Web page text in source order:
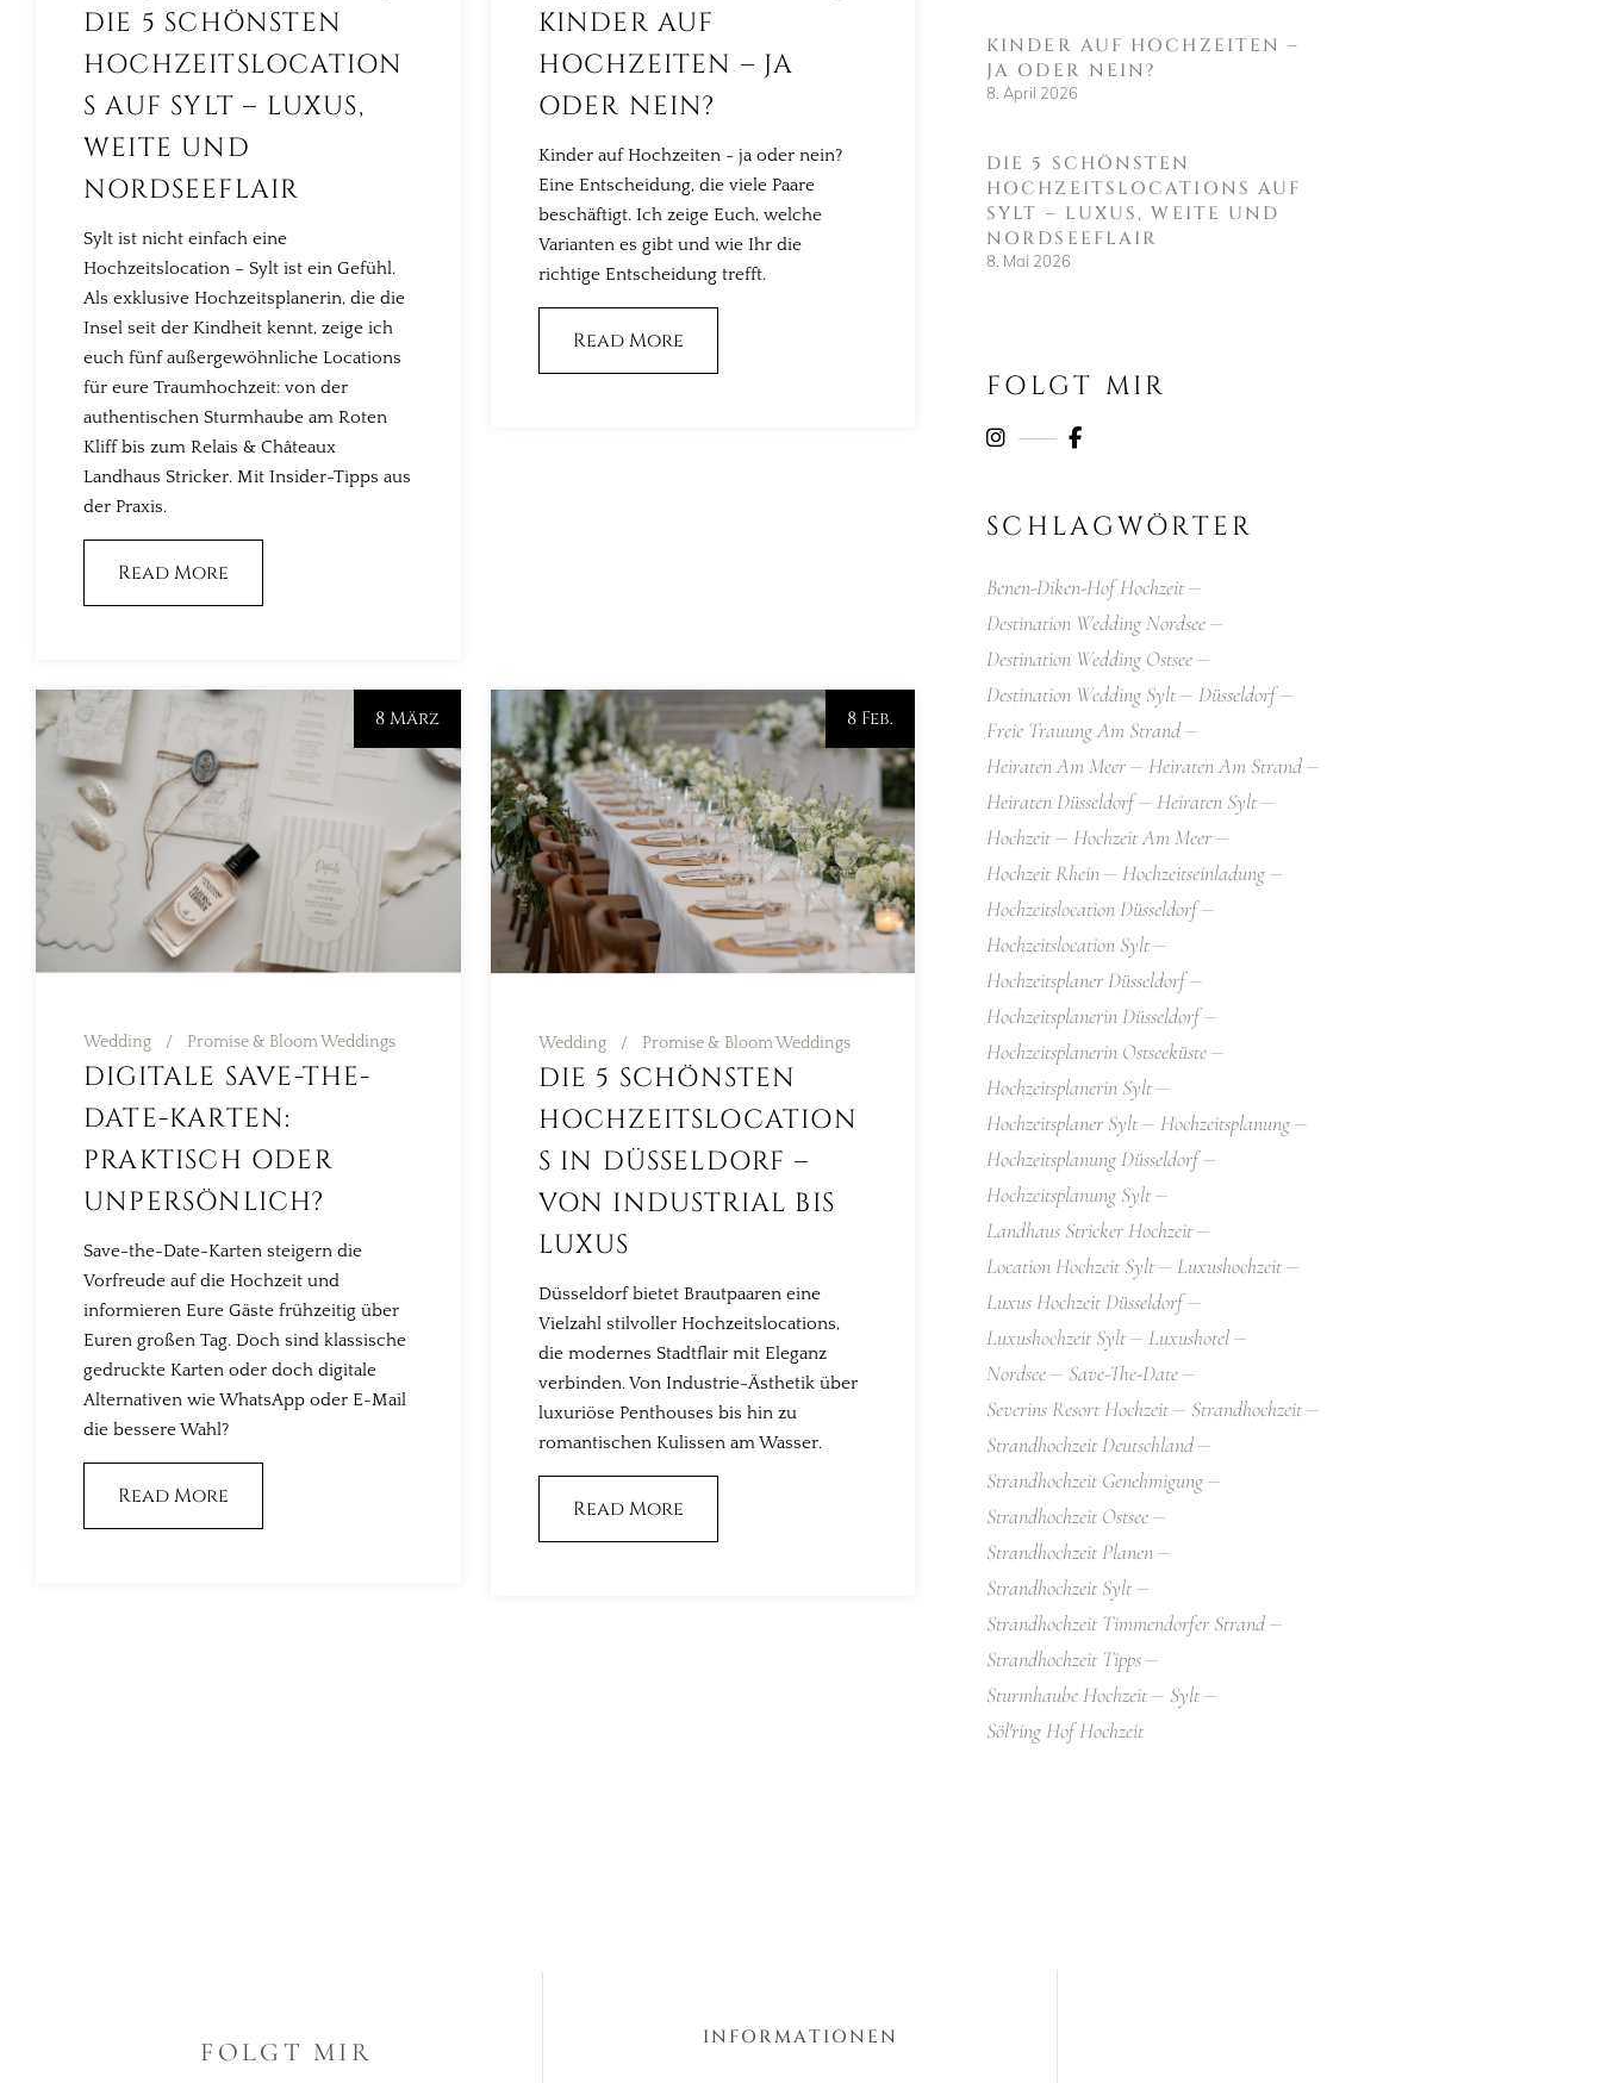
DIE 5 SCHÖNSTEN
HOCHZEITSLOCATION
S AUF SYLT – LUXUS,
WEITE UND
NORDSEEFLAIR
Sylt ist nicht einfach eine
Hochzeitslocation – Sylt ist ein Gefühl.
Als exklusive Hochzeitsplanerin, die die
Insel seit der Kindheit kennt, zeige ich
euch fünf außergewöhnliche Locations
für eure Traumhochzeit: von der
authentischen Sturmhaube am Roten
Kliff bis zum Relais & Châteaux
Landhaus Stricker. Mit Insider-Tipps aus
der Praxis.
Read More
KINDER AUF
HOCHZEITEN – JA
ODER NEIN?
Kinder auf Hochzeiten - ja oder nein?
Eine Entscheidung, die viele Paare
beschäftigt. Ich zeige Euch, welche
Varianten es gibt und wie Ihr die
richtige Entscheidung trefft.
Read More
8 März
Wedding Promise & Bloom Weddings
DIGITALE SAVE-THE-
DATE-KARTEN:
PRAKTISCH ODER
UNPERSÖNLICH?
Save-the-Date-Karten steigern die
Vorfreude auf die Hochzeit und
informieren Eure Gäste frühzeitig über
Euren großen Tag. Doch sind klassische
gedruckte Karten oder doch digitale
Alternativen wie WhatsApp oder E-Mail
die bessere Wahl?
Read More
8 Feb.
Wedding Promise & Bloom Weddings
DIE 5 SCHÖNSTEN
HOCHZEITSLOCATION
S IN DÜSSELDORF –
VON INDUSTRIAL BIS
LUXUS
Düsseldorf bietet Brautpaaren eine
Vielzahl stilvoller Hochzeitslocations,
die modernes Stadtflair mit Eleganz
verbinden. Von Industrie-Ästhetik über
luxuriöse Penthouses bis hin zu
romantischen Kulissen am Wasser.
Read More
KINDER AUF HOCHZEITEN –
JA ODER NEIN?
8. April 2026
DIE 5 SCHÖNSTEN
HOCHZEITSLOCATIONS AUF
SYLT – LUXUS, WEITE UND
NORDSEEFLAIR
8. Mai 2026
FOLGT MIR
SCHLAGWÖRTER
Benen-Diken-Hof Hochzeit
Destination Wedding Nordsee
Destination Wedding Ostsee
Destination Wedding Sylt
Düsseldorf
Freie Trauung Am Strand
Heiraten Am Meer
Heiraten Am Strand
Heiraten Düsseldorf
Heiraten Sylt
Hochzeit
Hochzeit Am Meer
Hochzeit Rhein
Hochzeitseinladung
Hochzeitslocation Düsseldorf
Hochzeitslocation Sylt
Hochzeitsplaner Düsseldorf
Hochzeitsplanerin Düsseldorf
Hochzeitsplanerin Ostseeküste
Hochzeitsplanerin Sylt
Hochzeitsplaner Sylt
Hochzeitsplanung
Hochzeitsplanung Düsseldorf
Hochzeitsplanung Sylt
Landhaus Stricker Hochzeit
Location Hochzeit Sylt
Luxushochzeit
Luxus Hochzeit Düsseldorf
Luxushochzeit Sylt
Luxushotel
Nordsee
Save-The-Date
Severins Resort Hochzeit
Strandhochzeit
Strandhochzeit Deutschland
Strandhochzeit Genehmigung
Strandhochzeit Ostsee
Strandhochzeit Planen
Strandhochzeit Sylt
Strandhochzeit Timmendorfer Strand
Strandhochzeit Tipps
Sturmhaube Hochzeit
Sylt
Söl'ring Hof Hochzeit
FOLGT MIR INFORMATIONEN